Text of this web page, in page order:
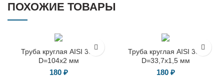
ПОХОЖИЕ ТОВАРЫ
Труба круглая AISI 304
D=104х2 мм
180 ₽
Труба круглая AISI 304
D=33,7х1,5 мм
180 ₽